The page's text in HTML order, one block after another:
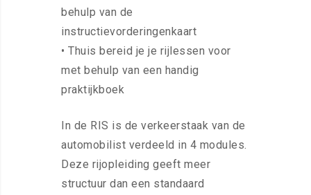
behulp van de
instructievorderingenkaart
• Thuis bereid je je rijlessen voor
met behulp van een handig
praktijkboek
In de RIS is de verkeerstaak van de
automobilist verdeeld in 4 modules.
Deze rijopleiding geeft meer
structuur dan een standaard